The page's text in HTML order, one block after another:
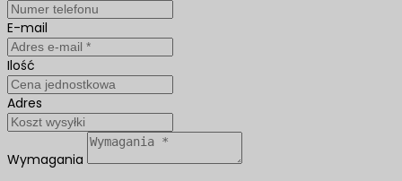
E-mail
Ilość
Adres
Wymagania